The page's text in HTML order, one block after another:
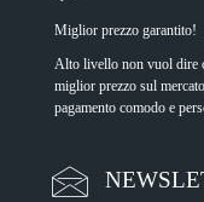
Miglior prezzo garantito!
Alto livello non vuol dire
miglior prezzo sul
pagamento comodo e